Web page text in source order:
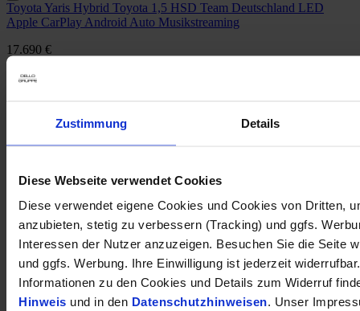
Zustimmung Details
Diese Webseite verwendet Cookies
Diese verwendet eigene Cookies und Cookies von Dritten,
anzubieten, stetig zu verbessern (Tracking) und ggfs.
Interessen der Nutzer anzuzeigen. Besuchen Sie die Seite
und ggfs. Werbung. Ihre Einwilligung ist jederzeit
Informationen zu den Cookies und Details zum Widerruf
Hinweis und in den Datenschutzhinweisen. Unser
Toyota Yaris Hybrid Toyota 1,5 HSD Team Deutschland LED
Apple CarPlay Android Auto Musikstreaming
17.690 €
Leistung85 kW / 116 PS
KraftstoffartHybrid
GetriebeartAutomatik
Finanzierung möglich
Garantie
opel-de004512
Inkl. Mwst.